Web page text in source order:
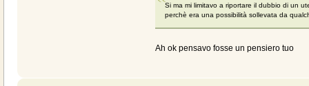
Si ma mi limitavo a riportare il dubbio di un
perchè era una possibilità sollevata da
Ah ok pensavo fosse un pensiero tuo